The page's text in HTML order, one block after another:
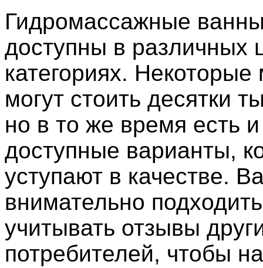
Гидромассажные
доступны в различных
категориях.
могут стоить десятки
но в то же время есть
доступные варианты,
уступают в качестве.
внимательно
учитывать отзывы
потребителей, чтобы